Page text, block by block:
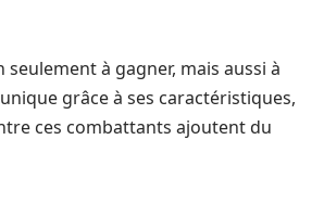
à gagner, mais aussi à
grâce à ses caractéristiques,
ces combattants ajoutent du